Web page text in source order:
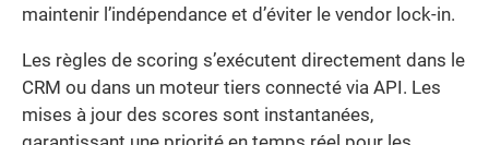
maintenir l’indépendance et d’éviter le vendor lock-in.
Les règles de scoring s’exécutent directement dans le
CRM ou dans un moteur tiers connecté via API. Les
mises à jour des scores sont instantanées,